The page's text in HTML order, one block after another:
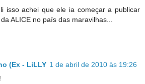
isso achei que ele ia começar a publicar
ALICE no país das maravilhas...
(Ex - LiLLY 1 de abril de 2010 às 19:26